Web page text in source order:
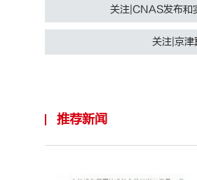
关注|CNAS发布和
关注|京
推荐新闻